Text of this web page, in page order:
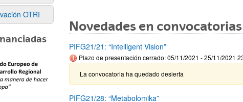
OTRI
Novedades en convocatorias
PIFG21/21: “Intelligent Vision”
Plazo de presentación cerrado: 05/11/2021 - 25/11/2021
La convocatoria ha quedado desierta
PIFG21/28: “Metabolomika”